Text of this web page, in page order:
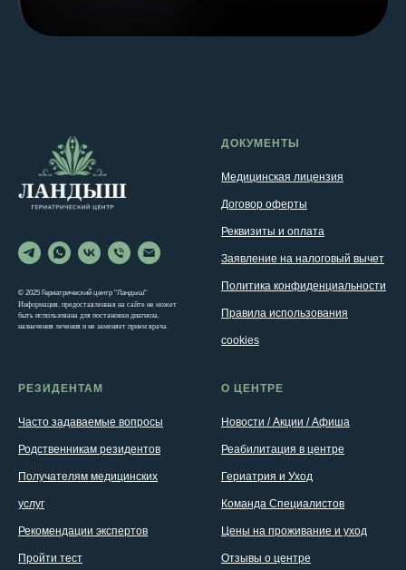
© 2025 Гериатрический центр "Ландыш"
Информация, предоставленная на сайте не может
быть использована для постановки диагноза,
назначения лечения и не заменяет прием врача.
ДОКУМЕНТЫ
Медицинская лицензия
Договор оферты
Реквизиты и оплата
Заявление на налоговый вычет
Политика конфиденциальности
Правила использования
cookies
РЕЗИДЕНТАМ
Часто задаваемые вопросы
Родственникам резидентов
Получателям медицинских
услуг
Рекомендации экспертов
Пройти тест
О ЦЕНТРЕ
Новости / Акции / Афиша
Реабилитация в центре
Гериатрия и Уход
Команда Специалистов
Цены на проживание и уход
Отзывы о центре